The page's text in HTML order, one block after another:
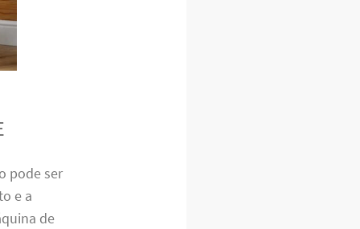
pode ser
e a
de